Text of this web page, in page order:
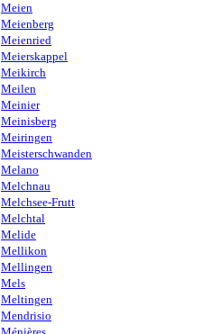
Meien
Meienberg
Meienried
Meierskappel
Meikirch
Meilen
Meinier
Meinisberg
Meiringen
Meisterschwanden
Melano
Melchnau
Melchsee-Frutt
Melchtal
Melide
Mellikon
Mellingen
Mels
Meltingen
Mendrisio